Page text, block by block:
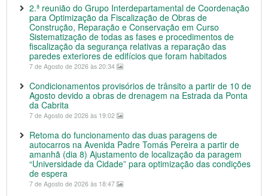
2.ª reunião do Grupo Interdepartamental de Coordenação
para Optimização da Fiscalização de Obras de
Construção, Reparação e Conservação em Curso
Sistematização de todas as fases e procedimentos de
fiscalização da segurança relativas a reparação das
paredes exteriores de edifícios que foram habitados
7 de Agosto de 2026 às 20:34
Condicionamentos provisórios de trânsito a partir de 10 de
Agosto devido a obras de drenagem na Estrada da Ponta
da Cabrita
7 de Agosto de 2026 às 19:02
Retoma do funcionamento das duas paragens de
autocarros na Avenida Padre Tomás Pereira a partir de
amanhã (dia 8) Ajustamento de localização da paragem
“Universidade da Cidade” para optimização das condições
de espera
7 de Agosto de 2026 às 18:47